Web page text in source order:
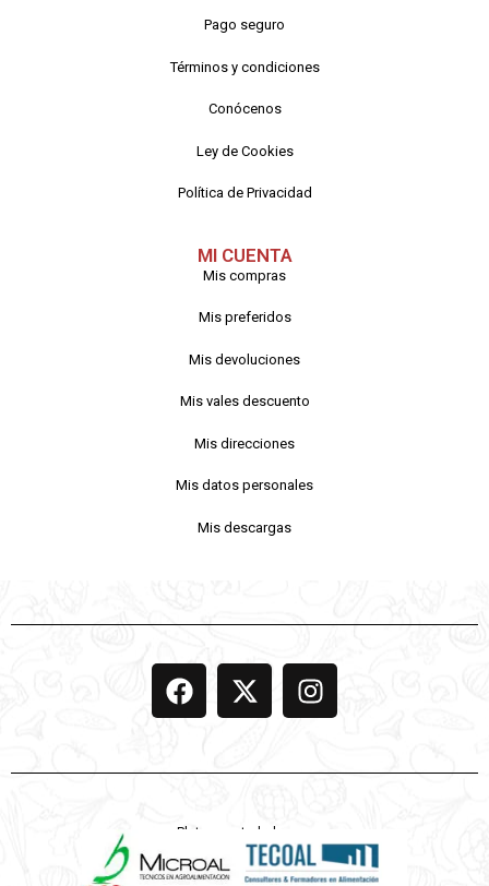
Pago seguro
Términos y condiciones
Conócenos
Ley de Cookies
Política de Privacidad
MI CUENTA
Mis compras
Mis preferidos
Mis devoluciones
Mis vales descuento
Mis direcciones
Mis datos personales
Mis descargas
Platos controlados por